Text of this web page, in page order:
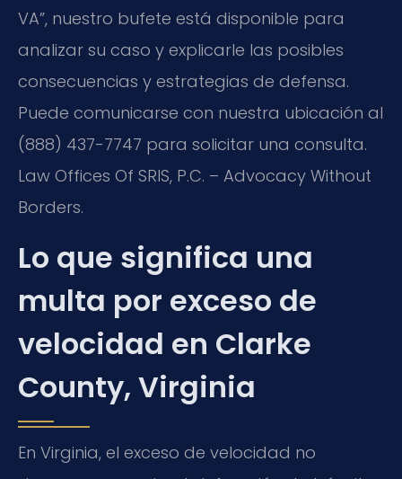
VA”, nuestro bufete está disponible para
analizar su caso y explicarle las posibles
consecuencias y estrategias de defensa.
Puede comunicarse con nuestra ubicación al
(888) 437-7747 para solicitar una consulta.
Law Offices Of SRIS, P.C. – Advocacy Without
Borders.
Lo que significa una
multa por exceso de
velocidad en Clarke
County, Virginia
En Virginia, el exceso de velocidad no